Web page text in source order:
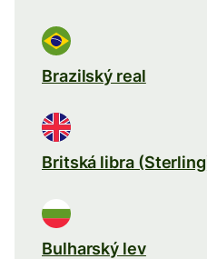
Brazilský real
Britská libra
Bulharský lev